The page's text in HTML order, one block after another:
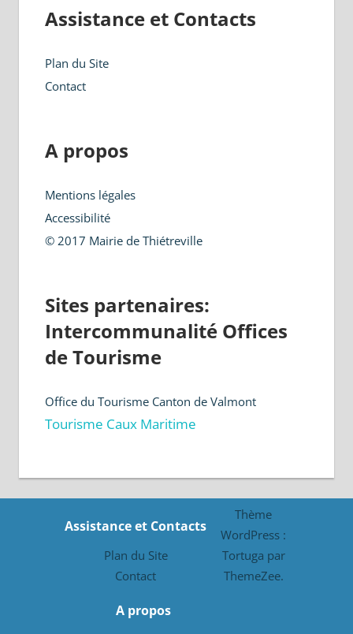
Assistance et Contacts
Plan du Site
Contact
A propos
Mentions légales
Accessibilité
© 2017 Mairie de Thiétreville
Sites partenaires:
Intercommunalité Offices
de Tourisme
Office du Tourisme Canton de Valmont
Tourisme Caux Maritime
Assistance et Contacts
Plan du Site
Contact
A propos
Thème
WordPress :
Tortuga par
ThemeZee.